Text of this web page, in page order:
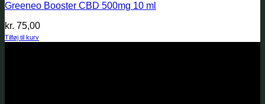
Greeneo Booster CBD 500mg 10 ml
kr. 75,00
Tilføj til kurv